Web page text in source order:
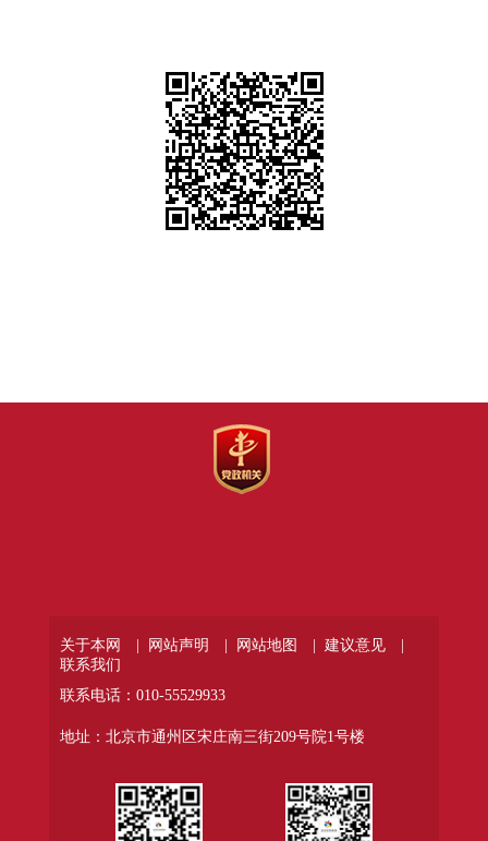
关于本网 | 网站声明 | 网站地图 |
建议意见 |
联系我们
联系电话：010-55529933
地址：北京市通州区宋庄南三街209号院1号楼